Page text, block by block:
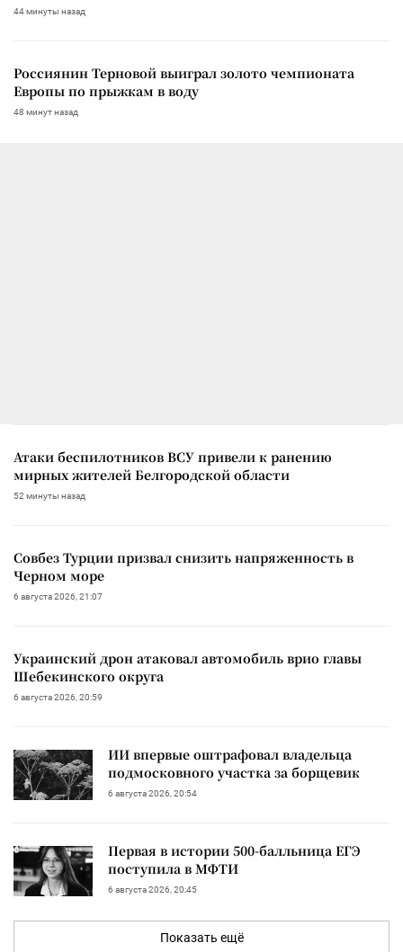
44 минуты назад
Россиянин Терновой выиграл золото чемпионата
Европы по прыжкам в воду
48 минут назад
Атаки беспилотников ВСУ привели к ранению
мирных жителей Белгородской области
52 минуты назад
Совбез Турции призвал снизить напряженность в
Черном море
6 августа 2026, 21:07
Украинский дрон атаковал автомобиль врио главы
Шебекинского округа
6 августа 2026, 20:59
ИИ впервые оштрафовал владельца
подмосковного участка за борщевик
6 августа 2026, 20:54
Первая в истории 500-балльница ЕГЭ
поступила в МФТИ
6 августа 2026, 20:45
Показать ещё